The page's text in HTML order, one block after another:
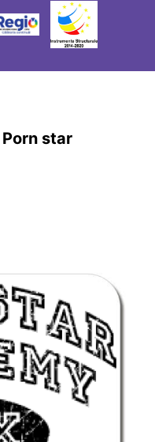
star